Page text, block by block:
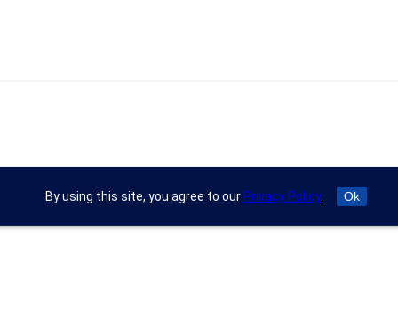
By using this site, you agree to our Privacy Policy. Ok